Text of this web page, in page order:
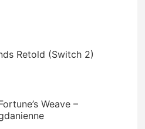
Retold (Switch 2)
Weave –